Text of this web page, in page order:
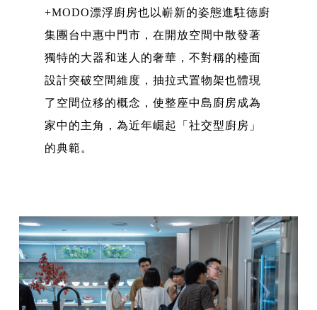
+MODO漂浮廚房也以嶄新的姿態進駐德廚
集團台中惠中門市，在開放空間中散發著
獨特的大器和迷人的奢華，不對稱的檯面
設計突破空間維度，抽拉式置物架也體現
了空間位移的概念，使整座中島廚房成為
家中的主角，為近年崛起「社交型廚房」
的典範。